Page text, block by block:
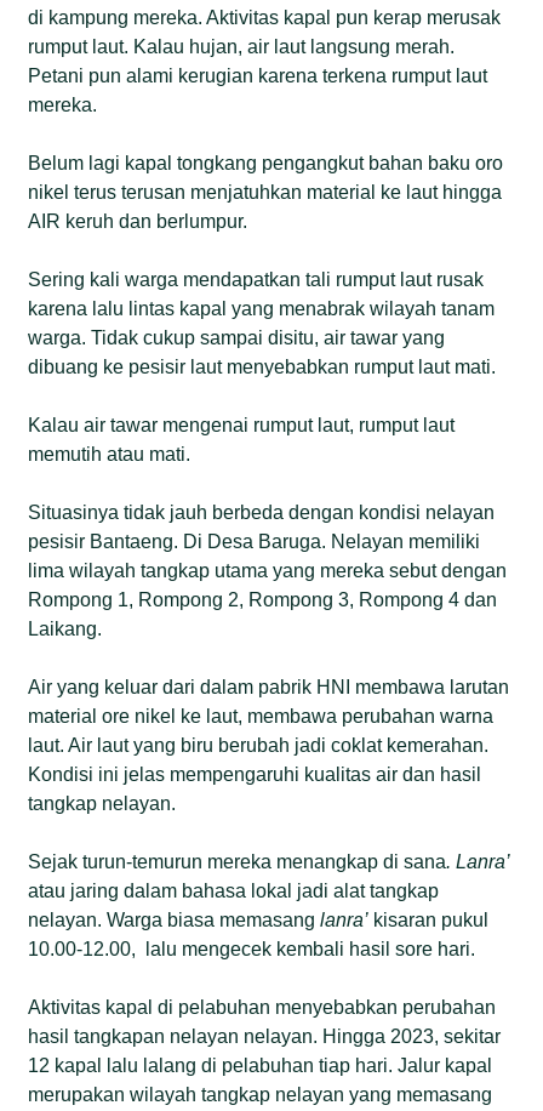
di kampung mereka. Aktivitas kapal pun kerap merusak
rumput laut. Kalau hujan, air laut langsung merah.
Petani pun alami kerugian karena terkena rumput laut
mereka.
Belum lagi kapal tongkang pengangkut bahan baku oro
nikel terus terusan menjatuhkan material ke laut hingga
AIR keruh dan berlumpur.
Sering kali warga mendapatkan tali rumput laut rusak
karena lalu lintas kapal yang menabrak wilayah tanam
warga. Tidak cukup sampai disitu, air tawar yang
dibuang ke pesisir laut menyebabkan rumput laut mati.
Kalau air tawar mengenai rumput laut, rumput laut
memutih atau mati.
Situasinya tidak jauh berbeda dengan kondisi nelayan
pesisir Bantaeng. Di Desa Baruga. Nelayan memiliki
lima wilayah tangkap utama yang mereka sebut dengan
Rompong 1, Rompong 2, Rompong 3, Rompong 4 dan
Laikang.
Air yang keluar dari dalam pabrik HNI membawa larutan
material ore nikel ke laut, membawa perubahan warna
laut. Air laut yang biru berubah jadi coklat kemerahan.
Kondisi ini jelas mempengaruhi kualitas air dan hasil
tangkap nelayan.
Sejak turun-temurun mereka menangkap di sana. Lanra’
atau jaring dalam bahasa lokal jadi alat tangkap
nelayan. Warga biasa memasang lanra’ kisaran pukul
10.00-12.00, lalu mengecek kembali hasil sore hari.
Aktivitas kapal di pelabuhan menyebabkan perubahan
hasil tangkapan nelayan nelayan. Hingga 2023, sekitar
12 kapal lalu lalang di pelabuhan tiap hari. Jalur kapal
merupakan wilayah tangkap nelayan yang memasang